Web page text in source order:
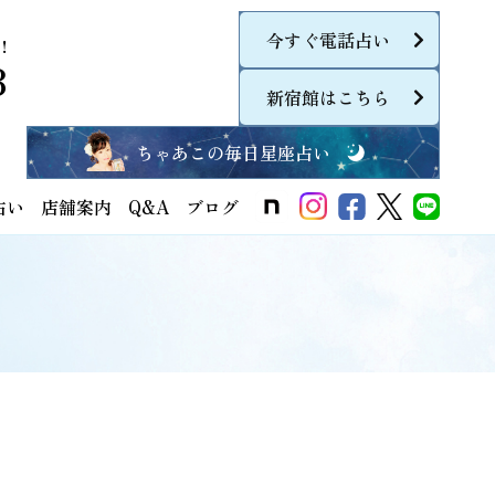
今すぐ電話占い
新宿館はこちら
ちゃあこの毎日星座占い
い 店舗案内 Q&A ブログ